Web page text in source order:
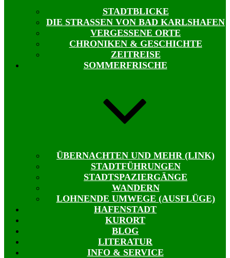
STADTBLICKE
DIE STRASSEN VON BAD KARLSHAFEN
VERGESSENE ORTE
CHRONIKEN & GESCHICHTE
ZEITREISE
SOMMERFRISCHE
ÜBERNACHTEN UND MEHR (LINK)
STADTFÜHRUNGEN
STADTSPAZIERGÄNGE
WANDERN
LOHNENDE UMWEGE (AUSFLÜGE)
HAFENSTADT
KURORT
BLOG
LITERATUR
INFO & SERVICE